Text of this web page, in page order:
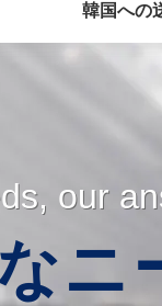
韓国への
our
ニ